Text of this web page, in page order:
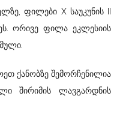
ფილები X საუკუნის II
ორივე ფილა ეკლესიის
ქანობზე შემორჩენილია
შირიმის ლავგარდნის